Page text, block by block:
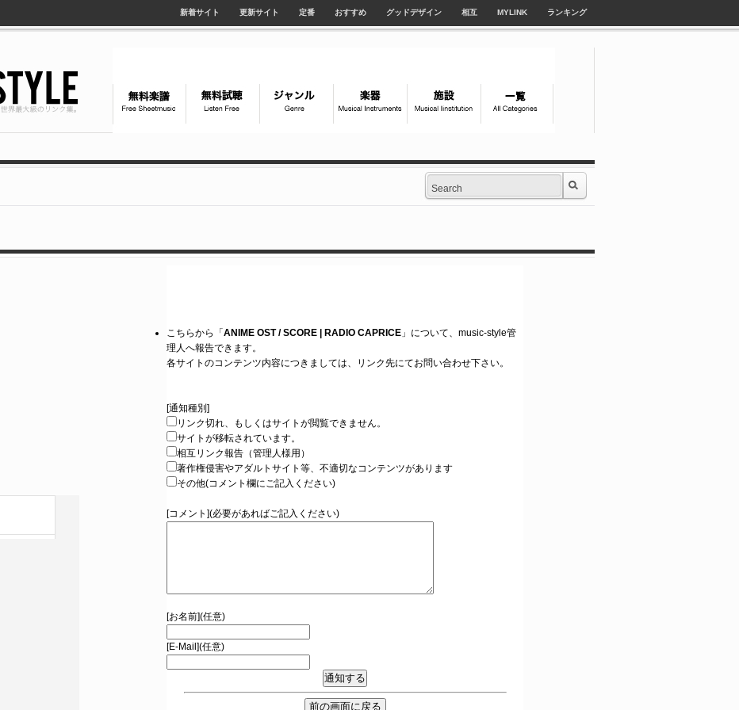
新着サイト 更新サイト 定番 おすすめ グッドデザイン 相互 MYLINK ランキング
こちらから「 ANIME OST / SCORE | RADIO CAPRICE 」について、music-style管
理人へ報告できます。
各サイトのコンテンツ内容につきましては、リンク先にてお問い合わせ下さい。
[通知種別]
リンク切れ、もしくはサイトが閲覧できません。
サイトが移転されています。
相互リンク報告（管理人様用）
著作権侵害やアダルトサイト等、不適切なコンテンツがあります
その他(コメント欄にご記入ください)
[コメント](必要があればご記入ください)
[お名前](任意)
[E-Mail](任意)